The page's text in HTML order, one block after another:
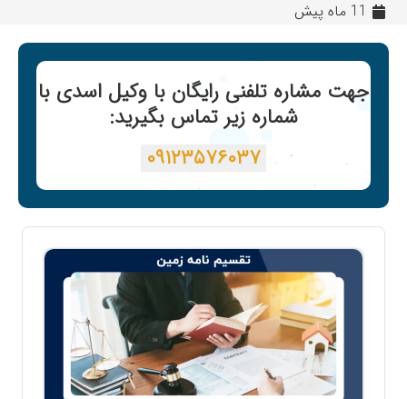
11 ماه پیش
جهت مشاره تلفنی رایگان با وکیل اسدی با
شماره زیر تماس بگیرید:
۰۹۱۲۳۵۷۶۰۳۷